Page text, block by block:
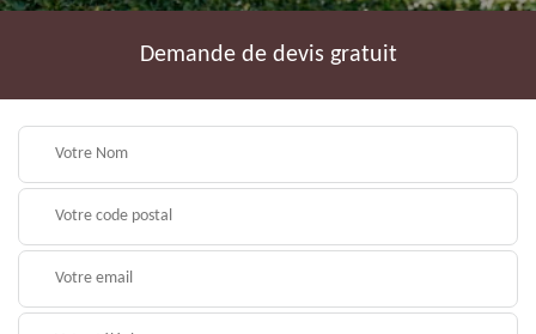
Demande de devis gratuit